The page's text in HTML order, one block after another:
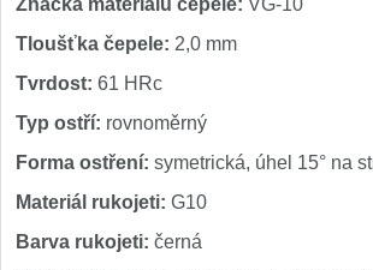
Značka materiálu čepele: VG-10
Tloušťka čepele: 2,0 mm
Tvrdost: 61 HRc
Typ ostří: rovnoměrný
Forma ostření: symetrická, úhel 15° na
Materiál rukojeti: G10
Barva rukojeti: černá